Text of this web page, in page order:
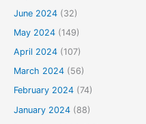
June 2024(32)
May 2024(149)
April 2024(107)
March 2024(56)
February 2024(74)
January 2024(88)